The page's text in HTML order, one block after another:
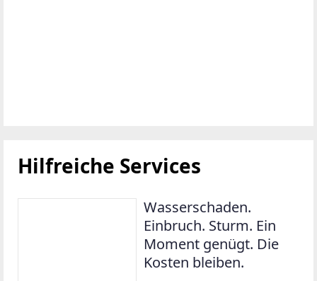
Hilfreiche Services
Wasserschaden.
Einbruch. Sturm. Ein
Moment genügt. Die
Kosten bleiben.